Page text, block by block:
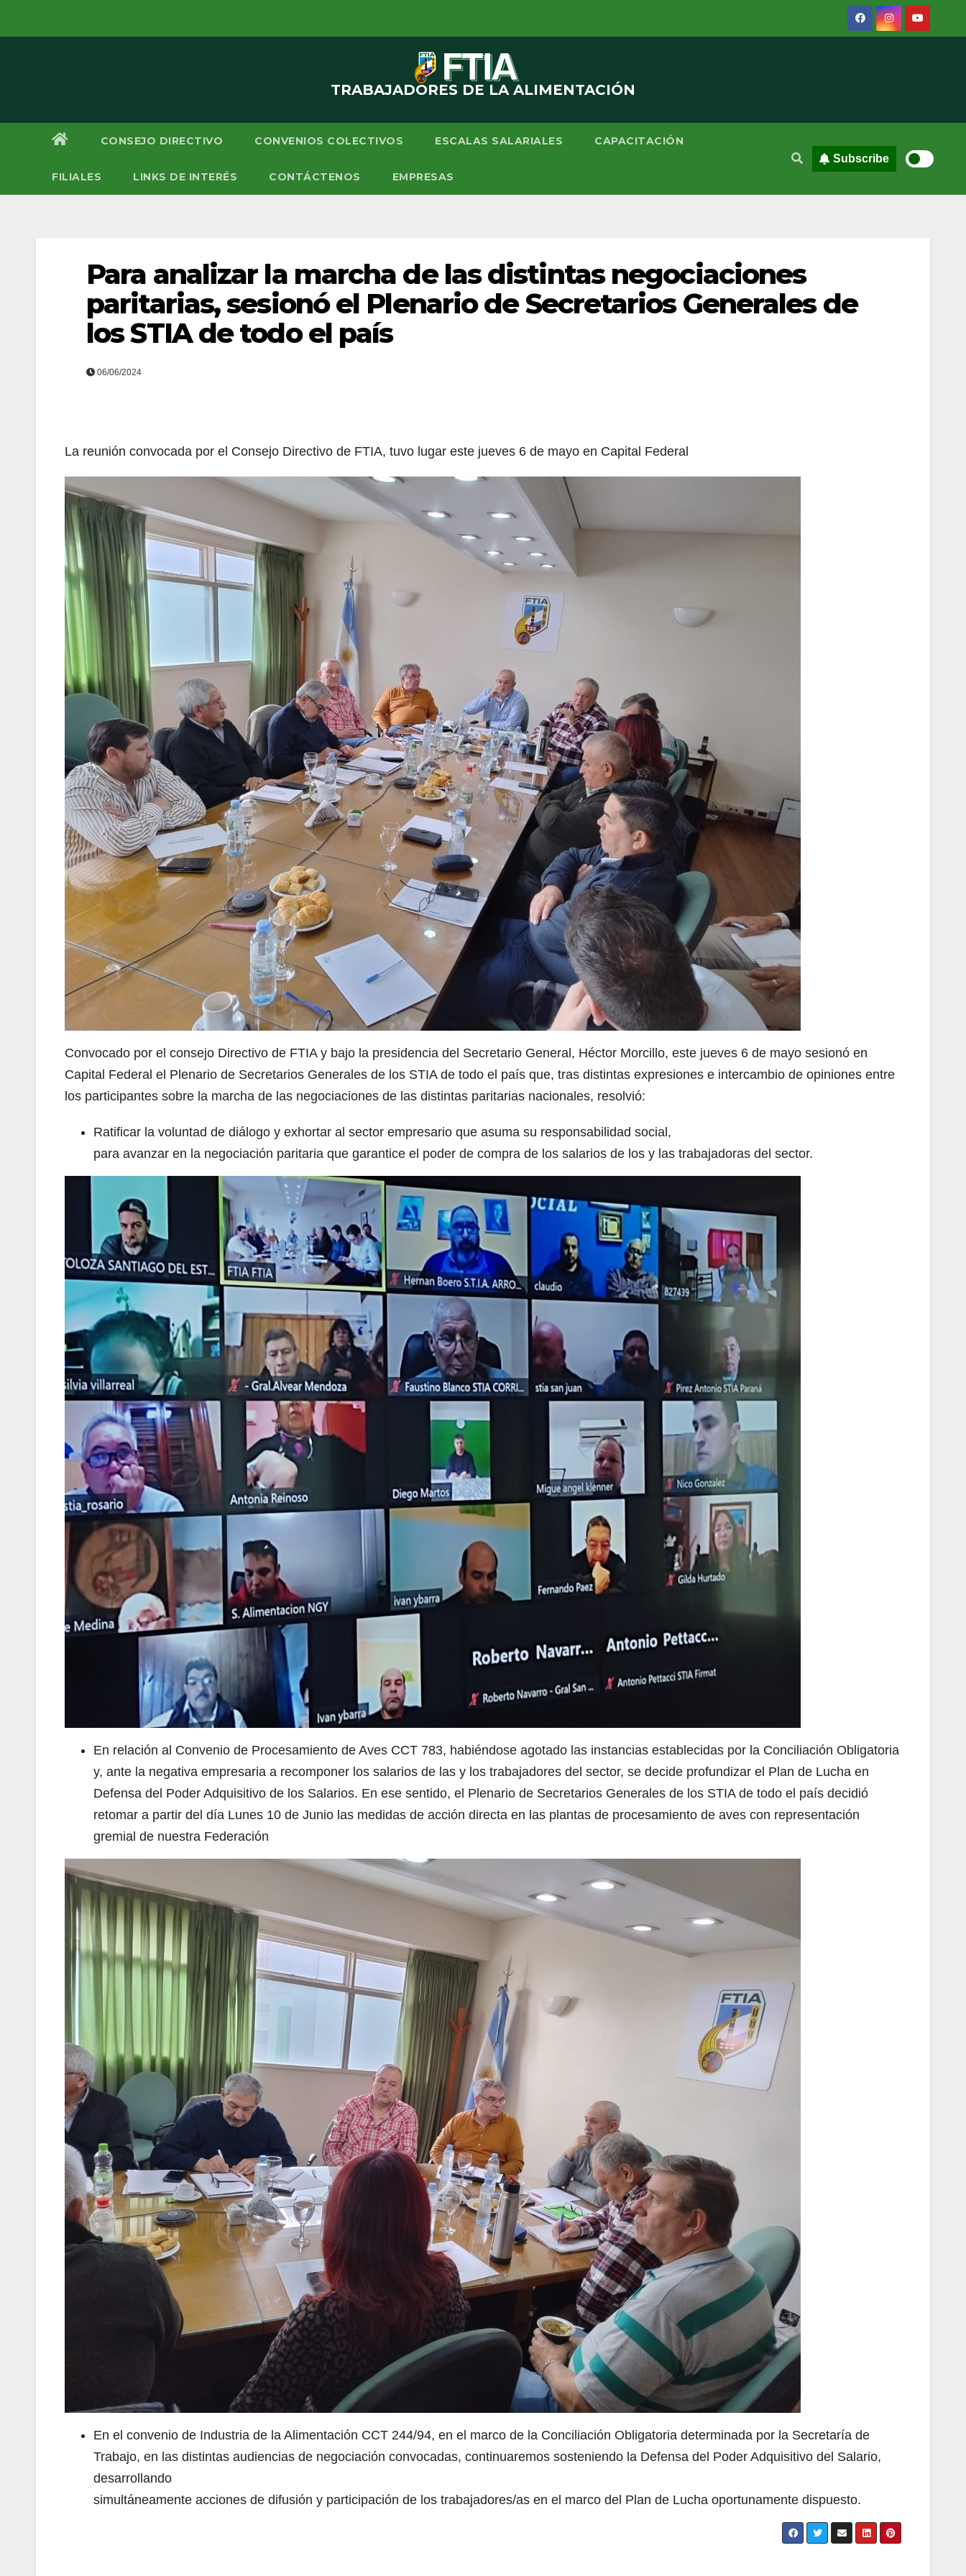
TRABAJADORES DE LA ALIMENTACIÓN
CONSEJO DIRECTIVO CONVENIOS COLECTIVOS ESCALAS SALARIALES CAPACITACIÓN
FILIALES LINKS DE INTERÉS CONTÁCTENOS EMPRESAS
Subscribe
Para analizar la marcha de las distintas negociaciones
paritarias, sesionó el Plenario de Secretarios Generales de
los STIA de todo el país
06/06/2024
La reunión convocada por el Consejo Directivo de FTIA, tuvo lugar este jueves 6 de mayo en Capital Federal
Convocado por el consejo Directivo de FTIA y bajo la presidencia del Secretario General, Héctor Morcillo, este jueves 6 de mayo sesionó en
Capital Federal el Plenario de Secretarios Generales de los STIA de todo el país que, tras distintas expresiones e intercambio de opiniones entre
los participantes sobre la marcha de las negociaciones de las distintas paritarias nacionales, resolvió:
Ratificar la voluntad de diálogo y exhortar al sector empresario que asuma su responsabilidad social,
para avanzar en la negociación paritaria que garantice el poder de compra de los salarios de los y las trabajadoras del sector.
En relación al Convenio de Procesamiento de Aves CCT 783, habiéndose agotado las instancias establecidas por la Conciliación Obligatoria
y, ante la negativa empresaria a recomponer los salarios de las y los trabajadores del sector, se decide profundizar el Plan de Lucha en
Defensa del Poder Adquisitivo de los Salarios. En ese sentido, el Plenario de Secretarios Generales de los STIA de todo el país decidió
retomar a partir del día Lunes 10 de Junio las medidas de acción directa en las plantas de procesamiento de aves con representación
gremial de nuestra Federación
En el convenio de Industria de la Alimentación CCT 244/94, en el marco de la Conciliación Obligatoria determinada por la Secretaría de
Trabajo, en las distintas audiencias de negociación convocadas, continuaremos sosteniendo la Defensa del Poder Adquisitivo del Salario,
desarrollando
simultáneamente acciones de difusión y participación de los trabajadores/as en el marco del Plan de Lucha oportunamente dispuesto.